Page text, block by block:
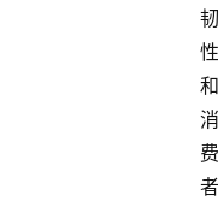
韧
性
和
消
费
者